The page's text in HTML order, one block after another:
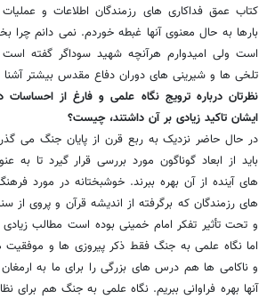
کتاب عمق فداکاری های رزمندگان اطلاعات و
بارها به حال معنوی آنها غبطه خوردم. نمی دانم
است ولی امیدوارم هرآنچه شهید سوداگر گفته
تلخی ها و شیرینی های دوران دفاع مقدس بیشتر
نظرتان درباره ترویج نگاه علمی و فارغ از
ایشان تاکید زیادی بر آن داشتند، چیست؟
در حال حاضر نزدیک به ربع قرن از پایان جنگ می
باید از ابعاد گوناگون مورد بررسی قرار گیرد تا به
های آینده از آن بهره ببرند. خوشبختانه در مورد
های رزمندگان که برگرفته از اندیشه قرآن و پروی از
و تحت تأثیر تفکر امام خمینی بوده است مطالب
اما نگاه علمی به جنگ فقط ذکر پیروزی ها و
و ناکامی ها هم درس های بزرگی را برای ما به ارمغان
آنها بهره فراوانی ببریم. نگاه علمی به جنگ هم برای